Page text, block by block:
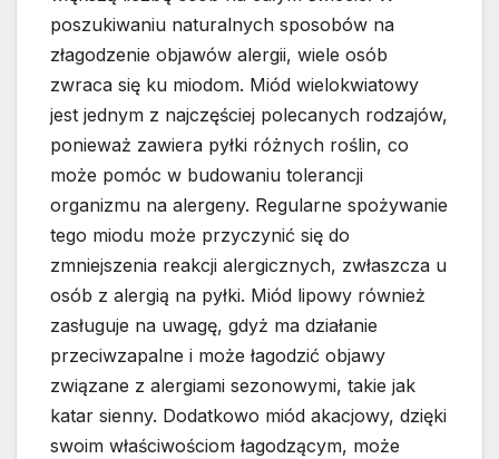
poszukiwaniu naturalnych sposobów na
złagodzenie objawów alergii, wiele osób
zwraca się ku miodom. Miód wielokwiatowy
jest jednym z najczęściej polecanych rodzajów,
ponieważ zawiera pyłki różnych roślin, co
może pomóc w budowaniu tolerancji
organizmu na alergeny. Regularne spożywanie
tego miodu może przyczynić się do
zmniejszenia reakcji alergicznych, zwłaszcza u
osób z alergią na pyłki. Miód lipowy również
zasługuje na uwagę, gdyż ma działanie
przeciwzapalne i może łagodzić objawy
związane z alergiami sezonowymi, takie jak
katar sienny. Dodatkowo miód akacjowy, dzięki
swoim właściwościom łagodzącym, może